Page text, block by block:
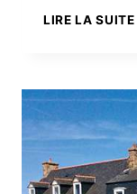
LIRE LA SUITE